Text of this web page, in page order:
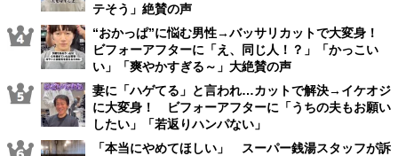
テそう」絶賛の声
“おかっぱ”に悩む男性→バッサリカットで大変身！
ビフォーアフターに「え、同じ人！？」「かっこい
い」「爽やかすぎる～」大絶賛の声
妻に「ハゲてる」と言われ…カットで解決→イケオジ
に大変身！ ビフォーアフターに「うちの夫もお願い
したい」「若返りハンパない」
「本当にやめてほしい」 スーパー銭湯スタッフが訴